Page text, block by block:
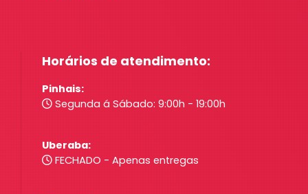
Horários de atendimento:
Pinhais:
Segunda á Sábado: 9:00h - 19:00h
Uberaba:
FECHADO - Apenas entregas